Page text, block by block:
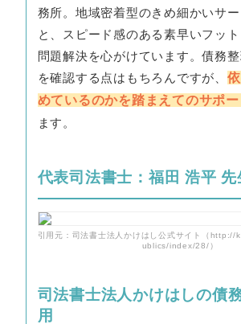
務所。地域密着型のきめ細かいサ
と、スピード感のある素早いフッ
問題解決を心がけています。債務
を確認する点はもちろんですが、
めているのかを踏まえてのサポー
ます。
代表司法書士：福田 浩平 先
引用元：司法書士法人かけはし公式サイト（
ublics/index/28/）
司法書士法人かけはしの債
用